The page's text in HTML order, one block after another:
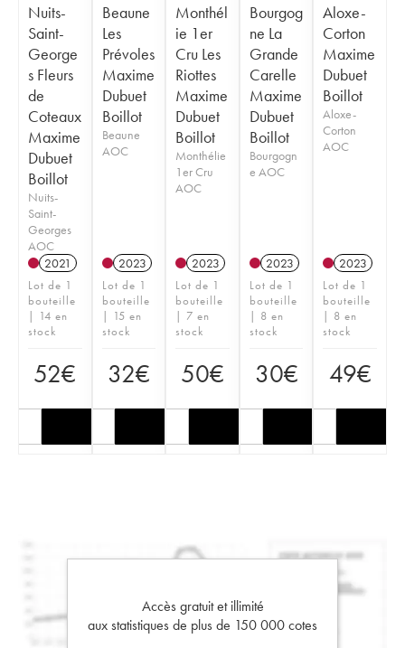
Nuits-
Saint-
George
s Fleurs
de
Coteaux
Maxime
Dubuet
Boillot
Nuits-
Saint-
Georges
AOC
2021
Lot de 1
bouteille
| 14 en
stock
52€
Beaune
Les
Prévoles
Maxime
Dubuet
Boillot
Beaune
AOC
2023
Lot de 1
bouteille
| 15 en
stock
32€
Monthél
ie 1er
Cru Les
Riottes
Maxime
Dubuet
Boillot
Monthélie
1er Cru
AOC
2023
Lot de 1
bouteille
| 7 en
stock
50€
Bourgog
ne La
Grande
Carelle
Maxime
Dubuet
Boillot
Bourgogn
e AOC
2023
Lot de 1
bouteille
| 8 en
stock
30€
Aloxe-
Corton
Maxime
Dubuet
Boillot
Aloxe-
Corton
AOC
2023
Lot de 1
bouteille
| 8 en
stock
49€
Accès gratuit et illimité
aux statistiques de plus de 150 000 cotes